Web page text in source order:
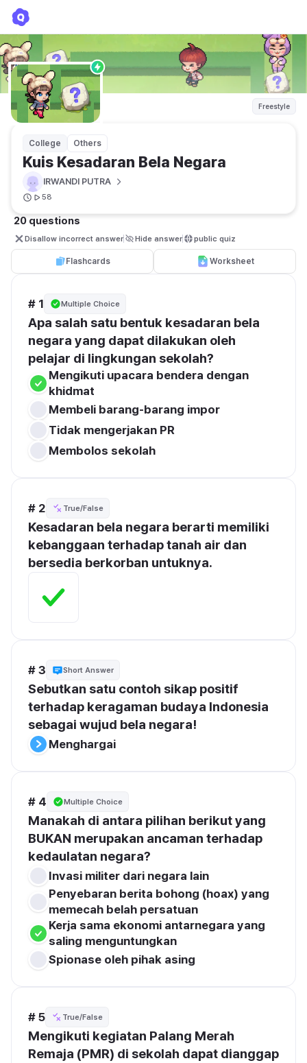
Freestyle
College Others
Kuis Kesadaran Bela Negara
IRWANDI PUTRA
58
20 questions
Disallow incorrect answer Hide answer public quiz
Flashcards Worksheet
# 1 Multiple Choice
Apa salah satu bentuk kesadaran bela
negara yang dapat dilakukan oleh
pelajar di lingkungan sekolah?
Mengikuti upacara bendera dengan
khidmat
Membeli barang-barang impor
Tidak mengerjakan PR
Membolos sekolah
# 2 True/False
Kesadaran bela negara berarti memiliki
kebanggaan terhadap tanah air dan
bersedia berkorban untuknya.
# 3 Short Answer
Sebutkan satu contoh sikap positif
terhadap keragaman budaya Indonesia
sebagai wujud bela negara!
Menghargai
# 4 Multiple Choice
Manakah di antara pilihan berikut yang
BUKAN merupakan ancaman terhadap
kedaulatan negara?
Invasi militer dari negara lain
Penyebaran berita bohong (hoax) yang
memecah belah persatuan
Kerja sama ekonomi antarnegara yang
saling menguntungkan
Spionase oleh pihak asing
# 5 True/False
Mengikuti kegiatan Palang Merah
Remaja (PMR) di sekolah dapat dianggap